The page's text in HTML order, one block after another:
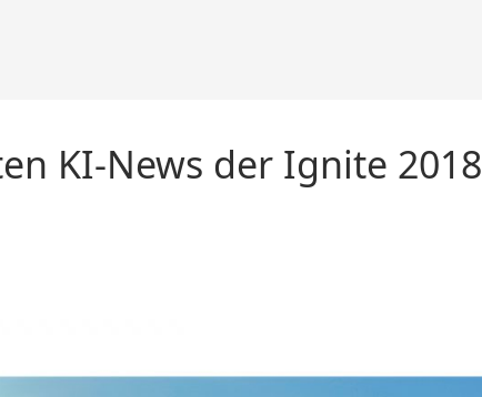
KI-News der Ignite 2018